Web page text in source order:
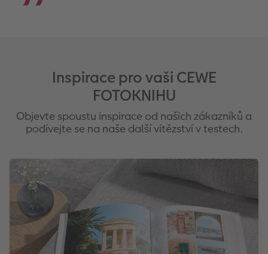
Inspirace pro vaši CEWE
FOTOKNIHU
Objevte spoustu inspirace od našich zákazníků a
podívejte se na naše další vítězství v testech.